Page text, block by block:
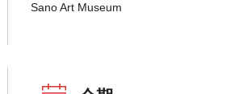
Sano Art Museum